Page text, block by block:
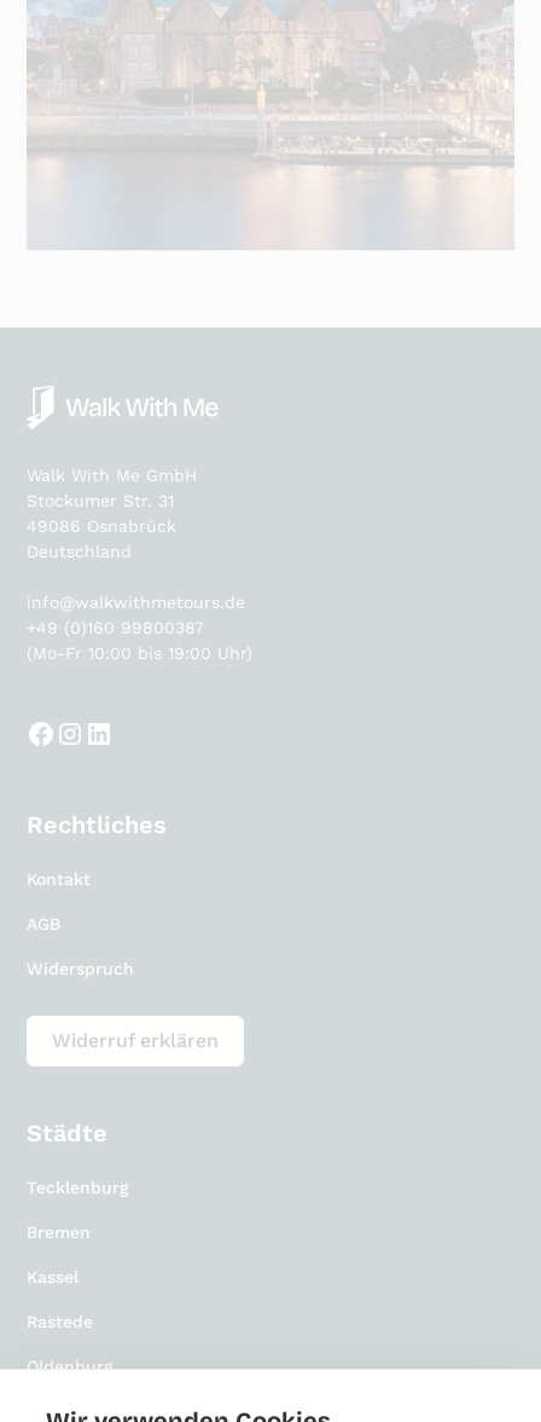
Walk With Me GmbH
Stockumer Str. 31
49086 Osnabrück
Deutschland
info@walkwithmetours.de
+49 (0)160 99800387
(Mo-Fr 10:00 bis 19:00 Uhr)
Rechtliches
Kontakt
AGB
Widerspruch
Widerruf erklären
Städte
Tecklenburg
Bremen
Kassel
Rastede
Oldenburg
Osnabrück